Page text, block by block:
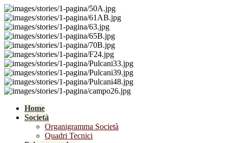
Home
Società
Organigramma Società
Quadri Tecnici